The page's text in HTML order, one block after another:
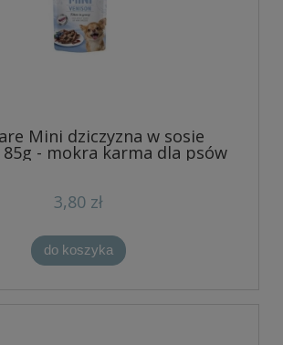
Mini dziczyzna w sosie
85g - mokra karma dla psów
3,80 zł
do koszyka